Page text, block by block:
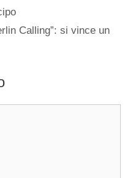
Calling”: si vince un